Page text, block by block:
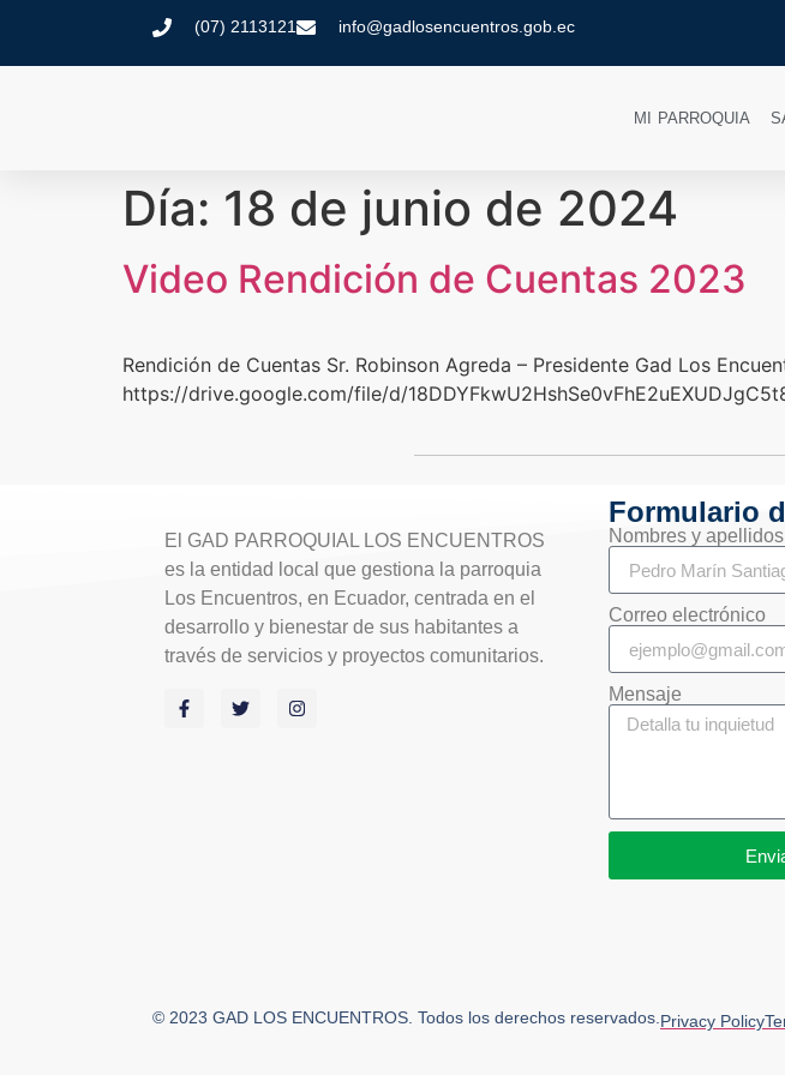
(07) 2113121 info@gadlosencuentros.gob.ec
MI PARROQUIA
Día: 18 de junio de 2024
Video Rendición de Cuentas 2023
Rendición de Cuentas Sr. Robinson Agreda – Presidente Gad Los
https://drive.google.com/file/d/
El GAD PARROQUIAL LOS ENCUENTROS
es la entidad local que gestiona la parroquia
Los Encuentros, en Ecuador, centrada en el
desarrollo y bienestar de sus habitantes a
través de servicios y proyectos comunitarios.
Formulario
Nombres y apellidos
Correo electrónico
Mensaje
© 2023 GAD LOS ENCUENTROS. Todos los derechos reservados.Privacy Policy